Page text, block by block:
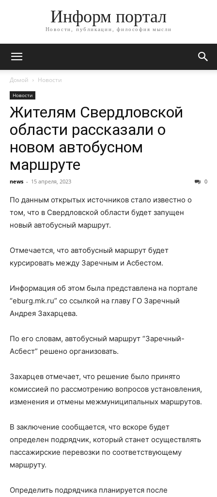
Информ портал
Новости, публикации, философия мысли
Домой Новости
Новости
Жителям Свердловской
области рассказали о
новом автобусном
маршруте
news - 15 апреля, 2023 0
По данным открытых источников стало известно о
том, что в Свердловской области будет запущен
новый автобусный маршрут.
Отмечается, что автобусный маршрут будет
курсировать между Заречным и Асбестом.
Информация об этом была представлена на портале
“eburg.mk.ru” со ссылкой на главу ГО Заречный
Андрея Захарцева.
По его словам, автобусный маршрут “Заречный-
Асбест” решено организовать.
Захарцев отмечает, что решение было принято
комиссией по рассмотрению вопросов установления,
изменения и отмены межмуниципальных маршрутов.
В заключение сообщается, что вскоре будет
определен подрядчик, который станет осуществлять
пассажирские перевозки по соответствующему
маршруту.
Определить подрядчика планируется после